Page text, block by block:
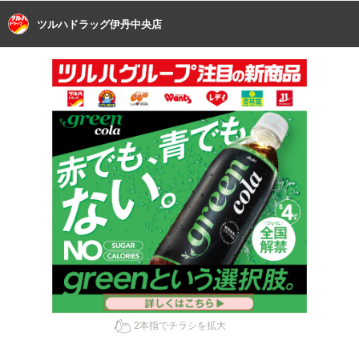
ツルハドラッグ伊丹中央店
2本指でチラシを拡大